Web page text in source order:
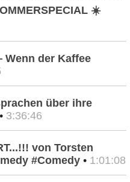
☀️
der Kaffee
über ihre
• 3:36:46
von Torsten
#Comedy • 1:01:08